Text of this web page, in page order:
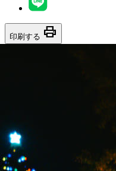
印刷する print